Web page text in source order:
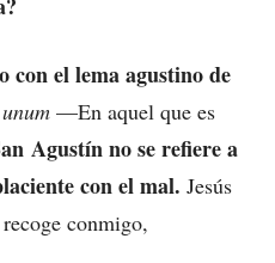
con el lema agustino de
—En aquel que es
Agustín no se refiere a
con el mal. Jesús
conmigo,